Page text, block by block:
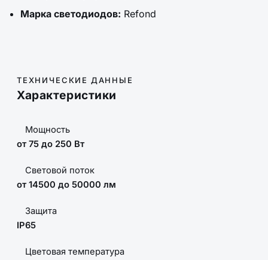
Марка светодиодов: Refond
ТЕХНИЧЕСКИЕ ДАННЫЕ
Характеристики
Мощность
от 75 до 250 Вт
Световой поток
от 14500 до 50000 лм
Защита
IP65
Цветовая температура